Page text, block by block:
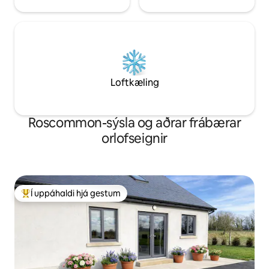
Loftkæling
Roscommon-sýsla og aðrar frábærar
orlofseignir
Í mestu uppáhaldi hjá gestum
Í uppáhaldi hjá gestum